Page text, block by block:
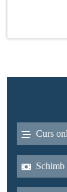
Curs
Schimb